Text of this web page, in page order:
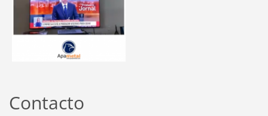
Contacto